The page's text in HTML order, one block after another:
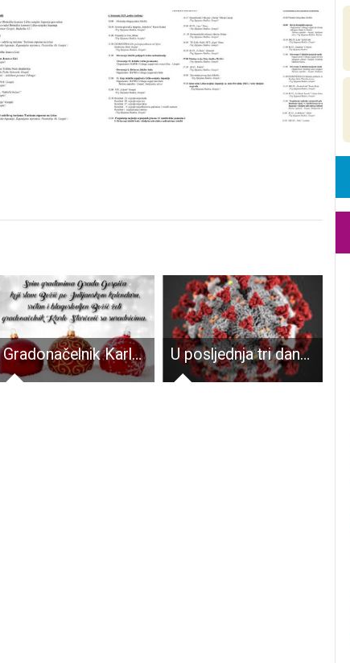
Gradonačelnik Karlo Starčević čestitao Božić svima koji ga slave po julijanskom kalendaru U posljednja tri dana 64 su novooboljele osobe od COVID-19